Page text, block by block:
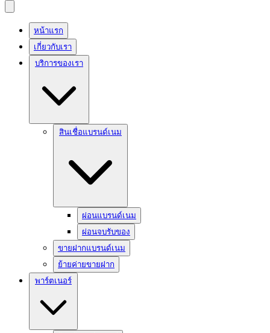
หน้าแรก
เกี่ยวกับเรา
บริการของเรา
สินเชื่อแบรนด์เนม
ผ่อนแบรนด์เนม
ผ่อนจบรับของ
ขายฝากแบรนด์เนม
ย้ายค่ายขายฝาก
พาร์ตเนอร์